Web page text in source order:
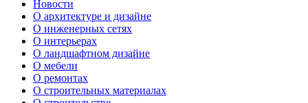
Новости
О архитектуре и дизайне
О инженерных сетях
О интерьерах
О ландшафтном дизайне
О мебели
О ремонтах
О строительных материалах